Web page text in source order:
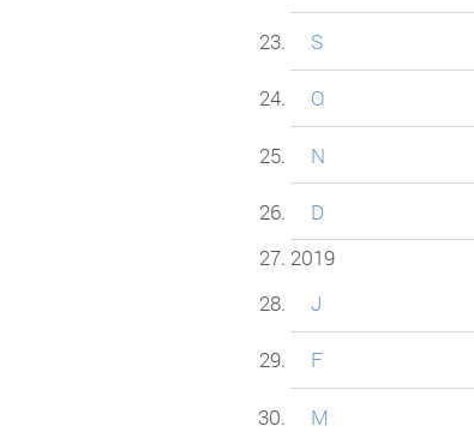
S
O
N
D
2019
J
F
M